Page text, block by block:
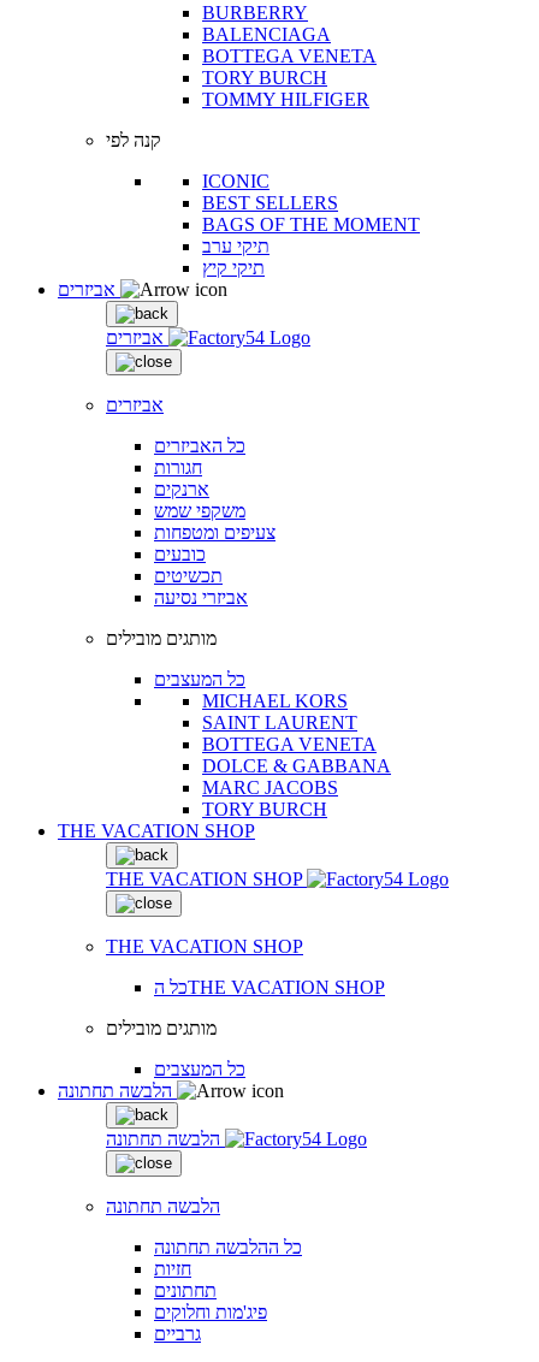
BURBERRY
BALENCIAGA
BOTTEGA VENETA
TORY BURCH
TOMMY HILFIGER
קנה לפי
ICONIC
BEST SELLERS
BAGS OF THE MOMENT
תיקי ערב
תיקי קיץ
אביזרים
אביזרים
כל האביזרים
חגורות
ארנקים
משקפי שמש
צעיפים ומטפחות
כובעים
תכשיטים
אביזרי נסיעה
מותגים מובילים
כל המעצבים
MICHAEL KORS
SAINT LAURENT
BOTTEGA VENETA
DOLCE & GABBANA
MARC JACOBS
TORY BURCH
THE VACATION SHOP
THE VACATION SHOP
THE VACATION SHOP
כל הTHE VACATION SHOP
מותגים מובילים
כל המעצבים
הלבשה תחתונה
הלבשה תחתונה
כל ההלבשה תחתונה
חזיות
תחתונים
פיג'מות וחלוקים
גרביים